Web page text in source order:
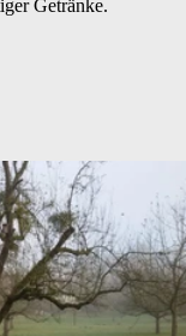
Getränke.